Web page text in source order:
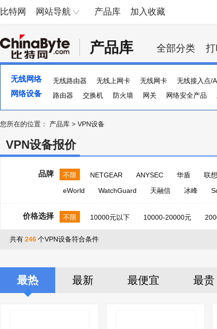
比特网 网站导航 产品库 加入收藏
产品库 全部分类
无线网络 无线路由器 无线上网卡 无线网卡 无线接入点/
网络设备 路由器 交换机 防火墙 网关 网络安全产品
流量计
集线器 ADSL 多串口卡
负载均衡器
您所在的位置： 产品库 > VPN设备
VPN设备报价
品牌 不限 NETGEAR ANYSEC 华盾
联想
eWorld
WatchGuard 天融信 冰峰
价格选择 不限 10000元以下 10000-20000元
共有246个VPN设备符合条件
最热 最新 最便宜 最贵